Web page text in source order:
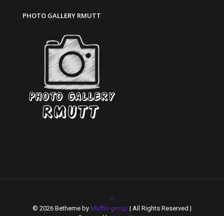
PHOTO GALLERY RMUTT
© 2026 Betheme by Muffin group | All Rights Reserved |